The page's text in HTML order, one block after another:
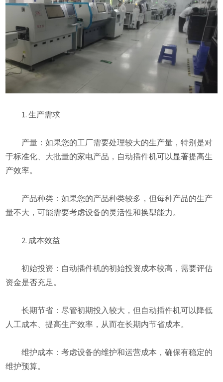
1. 生产需求
产量：如果您的工厂需要处理较大的生产量，特别是对
于标准化、大批量的家电产品，自动插件机可以显著提高生
产效率。
产品种类：如果您的产品种类较多，但每种产品的生产
量不大，可能需要考虑设备的灵活性和换型能力。
2. 成本效益
初始投资：自动插件机的初始投资成本较高，需要评估
资金是否充足。
长期节省：尽管初期投入较大，但自动插件机可以降低
人工成本、提高生产效率，从而在长期内节省成本。
维护成本：考虑设备的维护和运营成本，确保有稳定的
维护预算。